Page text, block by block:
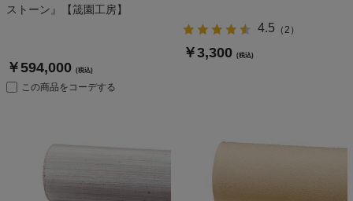
ストーン』【筬園工房】
￥594,000 (税込)
この商品をコーデする
4.5 （2 ）
￥3,300 (税込)